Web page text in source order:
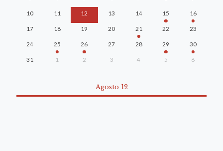
10 11 12 13 14 15 16
17 18 19 20 21 22 23
24 25 26 27 28 29 30
31 1 2 3 4 5 6
Agosto 12